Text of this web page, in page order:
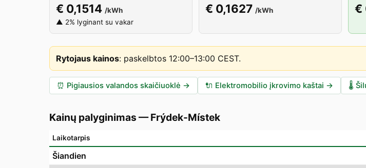
€ 0,1514 /kWh
▲ 2% lyginant su vakar
€ 0,1627 /kWh €
Rytojaus kainos: paskelbtos 12:00–13:00 CEST.
⏰ Pigiausios valandos skaičiuoklė → 🔌 Elektromobilio įkrovimo kaštai → 🌡️
Kainų palyginimas —Frýdek-Místek
Laikotarpis
Šiandien